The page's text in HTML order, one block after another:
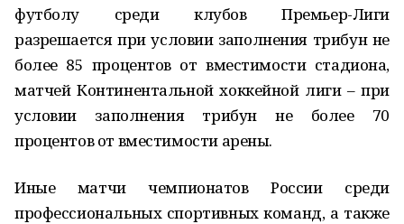
футболу среди клубов Премьер-Лиги
разрешается при условии заполнения трибун не
более 85 процентов от вместимости стадиона,
матчей Континентальной хоккейной лиги – при
условии заполнения трибун не более 70
процентов от вместимости арены.
Иные матчи чемпионатов России среди
профессиональных спортивных команд, а также